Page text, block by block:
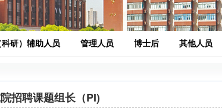
研）辅助人员 管理人员 博士后 其他人员
招聘课题组长（PI)